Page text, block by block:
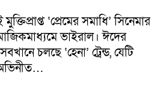
‘প্রেমের সমাধি’ সিনেমার
ভাইরাল। ঈদের
চলছে ‘হেনা’ ট্রেন্ড, যেটি
অভিনীত…